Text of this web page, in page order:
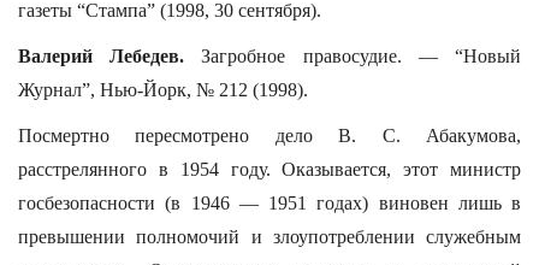
газеты “Стампа” (1998, 30 сентября).
Валерий Лебедев. Загробное правосудие. — “Новый
Журнал”, Нью-Йорк, № 212 (1998).
Посмертно пересмотрено дело В. С. Абакумова,
расстрелянного в 1954 году. Оказывается, этот министр
госбезопасности (в 1946 — 1951 годах) виновен лишь в
превышении полномочий и злоупотреблении служебным